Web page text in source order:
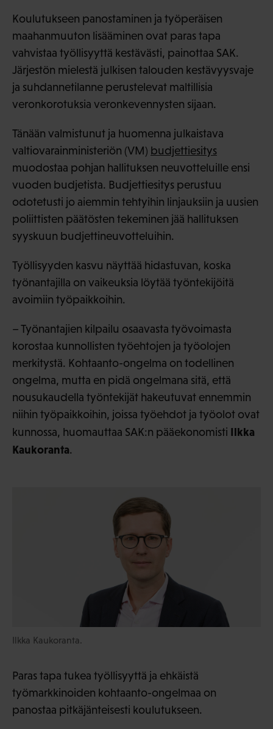
Koulutukseen panostaminen ja työperäisen
maahanmuuton lisääminen ovat paras tapa
vahvistaa työllisyyttä kestävästi, painottaa SAK.
Järjestön mielestä julkisen talouden kestävyysvaje
ja suhdannetilanne perustelevat maltillisia
veronkorotuksia veronkevennysten sijaan.
Tänään valmistunut ja huomenna julkaistava
valtiovarainministeriön (VM) budjettiesitys
muodostaa pohjan hallituksen neuvotteluille ensi
vuoden budjetista. Budjettiesitys perustuu
odotetusti jo aiemmin tehtyihin linjauksiin ja uusien
poliittisten päätösten tekeminen jää hallituksen
syyskuun budjettineuvotteluihin.
Työllisyyden kasvu näyttää hidastuvan, koska
työnantajilla on vaikeuksia löytää työntekijöitä
avoimiin työpaikkoihin.
– Työnantajien kilpailu osaavasta työvoimasta
korostaa kunnollisten työehtojen ja työolojen
merkitystä. Kohtaanto-ongelma on todellinen
ongelma, mutta en pidä ongelmana sitä, että
nousukaudella työntekijät hakeutuvat ennemmin
niihin työpaikkoihin, joissa työehdot ja työolot ovat
kunnossa, huomauttaa SAK:n pääekonomisti Ilkka
Kaukoranta.
Ilkka Kaukoranta.
Paras tapa tukea työllisyyttä ja ehkäistä
työmarkkinoiden kohtaanto-ongelmaa on
panostaa pitkäjänteisesti koulutukseen.